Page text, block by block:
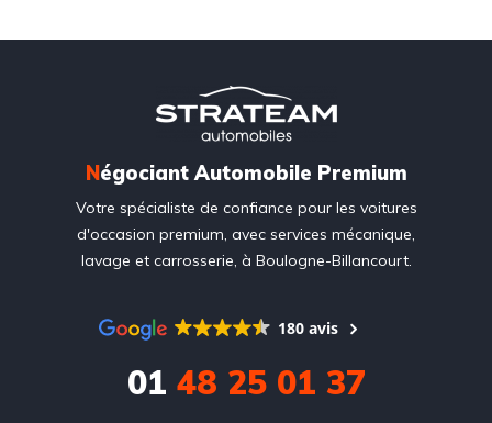
Négociant Automobile Premium
Votre spécialiste de confiance pour les voitures
d'occasion premium, avec services mécanique,
lavage et carrosserie, à Boulogne-Billancourt.
180 avis
01 48 25 01 37